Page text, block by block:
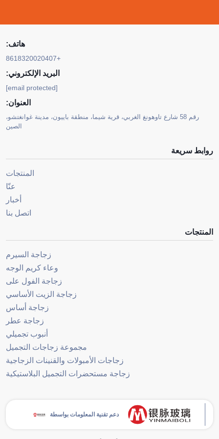
هاتف:
+8618320020407
البريد الإلكتروني:
[email protected]
العنوان:
رقم 58 شارع تاوهونغ الغربي، قرية شيما، منطقة باييون، مدينة غوانغتشو،
الصين
روابط سريعة
المنتجات
عنّا
أخبار
اتصل بنا
المنتجات
زجاجة السيرم
وعاء كريم الوجه
زجاجة الفول على
زجاجة الزيت الأساسي
زجاجة أساس
زجاجة عطر
أنبوب تجميلي
مجموعة زجاجات التجميل
زجاجات الأمبولات والقنينات الزجاجية
زجاجة مستحضرات التجميل البلاستيكية
دعم تقنية المعلومات بواسطة